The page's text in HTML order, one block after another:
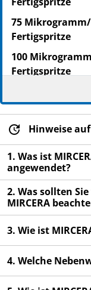
75
Fertigspritze
100
Fertigspritze
120
Fertigspritze
150
200
Fertigspritze
250
Fertigspritze
360
Fertigspritze
Methoxy-
Lesen Sie die
Hinweise
1. Was ist
angewendet?
2. Was sollten
MIRCERA
3. Wie ist
4. Welche